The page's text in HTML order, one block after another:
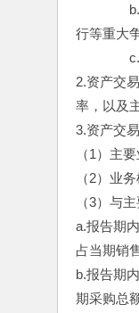
b.相关
行等重大
c.相关
2.资产交
率，以及
3.资产交
（1）主
（2）业
（3）与
a.报告期
占当期销
b.报告期
期采购总